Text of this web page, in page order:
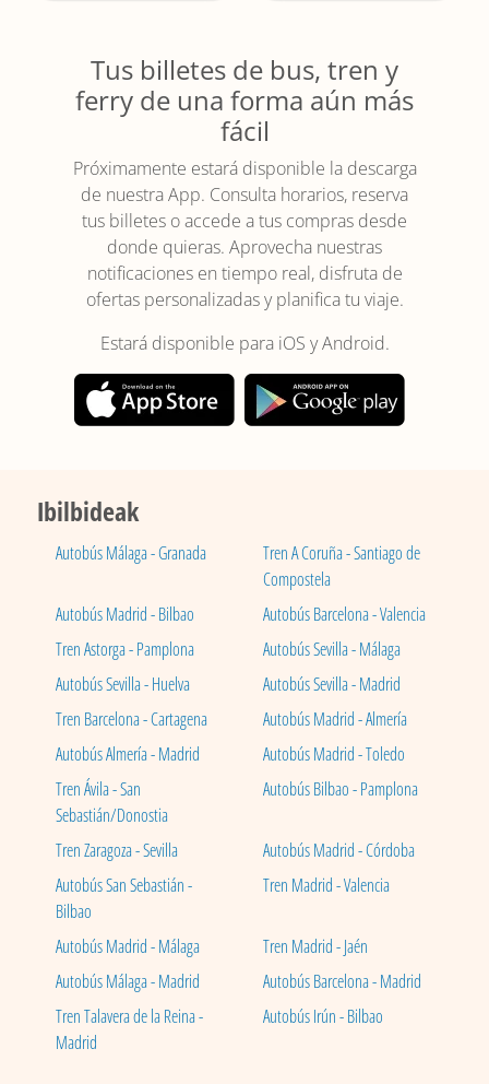
Tus billetes de bus, tren y
ferry de una forma aún más
fácil
Próximamente estará disponible la descarga
de nuestra App. Consulta horarios, reserva
tus billetes o accede a tus compras desde
donde quieras. Aprovecha nuestras
notificaciones en tiempo real, disfruta de
ofertas personalizadas y planifica tu viaje.
Estará disponible para iOS y Android.
Ibilbideak
Autobús Málaga - Granada
Tren A Coruña - Santiago de
Compostela
Autobús Madrid - Bilbao
Autobús Barcelona - Valencia
Tren Astorga - Pamplona
Autobús Sevilla - Málaga
Autobús Sevilla - Huelva
Autobús Sevilla - Madrid
Tren Barcelona - Cartagena
Autobús Madrid - Almería
Autobús Almería - Madrid
Autobús Madrid - Toledo
Tren Ávila - San
Sebastián/Donostia
Autobús Bilbao - Pamplona
Tren Zaragoza - Sevilla
Autobús Madrid - Córdoba
Autobús San Sebastián -
Bilbao
Tren Madrid - Valencia
Autobús Madrid - Málaga
Tren Madrid - Jaén
Autobús Málaga - Madrid
Autobús Barcelona - Madrid
Tren Talavera de la Reina -
Madrid
Autobús Irún - Bilbao